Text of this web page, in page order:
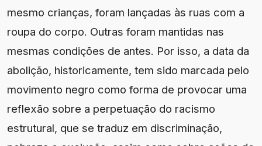
mesmo crianças, foram lançadas às ruas com a
roupa do corpo. Outras foram mantidas nas
mesmas condições de antes. Por isso, a data da
abolição, historicamente, tem sido marcada pelo
movimento negro como forma de provocar uma
reflexão sobre a perpetuação do racismo
estrutural, que se traduz em discriminação,